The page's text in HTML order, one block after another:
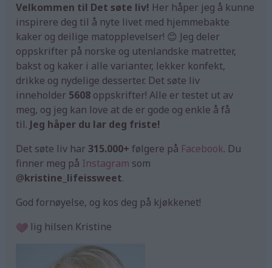
Velkommen til Det søte liv! Her håper jeg å kunne
inspirere deg til å nyte livet med hjemmebakte
kaker og deilige matopplevelser! 😊 Jeg deler
oppskrifter på norske og utenlandske matretter,
bakst og kaker i alle varianter, lekker konfekt,
drikke og nydelige desserter. Det søte liv
inneholder 5608 oppskrifter! Alle er testet ut av
meg, og jeg kan love at de er gode og enkle å få
til. Jeg håper du lar deg friste!
Det søte liv har315.000+ følgere på Facebook. Du
finner meg på Instagram som
@kristine_lifeissweet.
God fornøyelse, og kos deg på kjøkkenet!
lig hilsen Kristine